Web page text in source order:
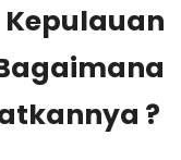
?